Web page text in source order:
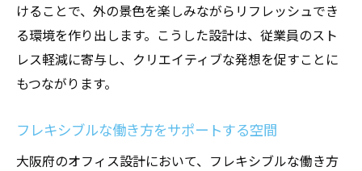
けることで、外の景色を楽しみながらリフレッシュでき
る環境を作り出します。こうした設計は、従業員のスト
レス軽減に寄与し、クリエイティブな発想を促すことに
もつながります。
フレキシブルな働き方をサポートする空間
大阪府のオフィス設計において、フレキシブルな働き方